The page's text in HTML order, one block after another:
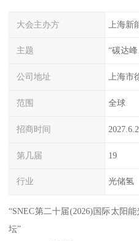
大会主办方
主题 “碳达
公司地址
范围 全球
招商时间
第几届 19
行业 光储氢
“SNEC第二十届(2026)国际太阳
坛”